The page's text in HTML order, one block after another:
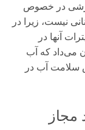
در خصوص
نیست، زیرا در
ما ۸ منطقه نیترات آنها در
می‌داد که آب
سلامت آب در
مجاز